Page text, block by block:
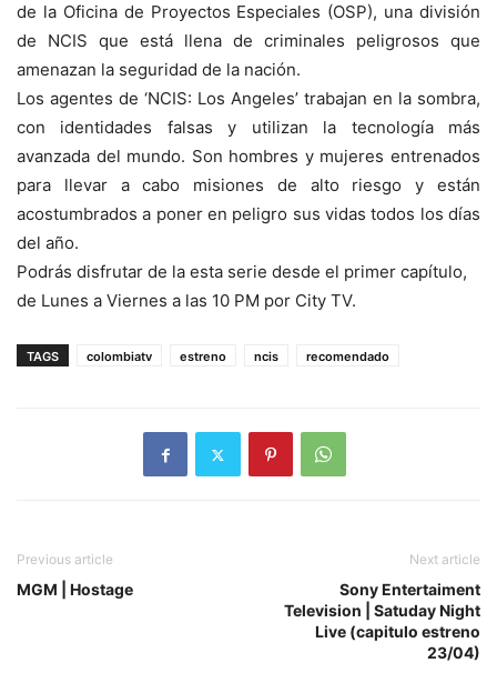
de la Oficina de Proyectos Especiales (OSP), una división
de NCIS que está llena de criminales peligrosos que
amenazan la seguridad de la nación.
Los agentes de ‘NCIS: Los Angeles’ trabajan en la sombra,
con identidades falsas y utilizan la tecnología más
avanzada del mundo. Son hombres y mujeres entrenados
para llevar a cabo misiones de alto riesgo y están
acostumbrados a poner en peligro sus vidas todos los días
del año.
Podrás disfrutar de la esta serie desde el primer capítulo,
de Lunes a Viernes a las 10 PM por City TV.
TAGS colombiatv estreno ncis recomendado
Previous article
MGM | Hostage
Next article
Sony Entertaiment
Television | Satuday Night
Live (capitulo estreno
23/04)